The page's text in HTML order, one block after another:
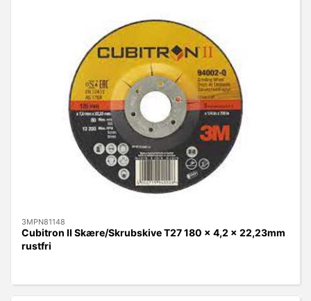
3MPN81148
Cubitron II Skære/Skrubskive T27 180 x 4,2 x 22,23mm
rustfri